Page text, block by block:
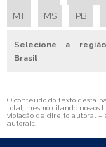
LUMINARIA SOBREPOR
LUMINÁRIAS COM
CAIXA DE COMANDO
CAIXA DE COMANDO
CAIXA DE PASSAGEM
MT MS PB
Selecione a
Brasil
O conteúdo do texto desta
total, mesmo citando nossos
violação de direito autoral –
autorais